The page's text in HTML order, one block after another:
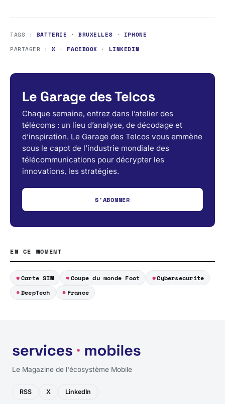
TAGS : BATTERIE ·BRUXELLES · IPHONE
PARTAGER :X · FACEBOOK · LINKEDIN
Le Garage des Telcos
Chaque semaine, entrez dans l’atelier des
télécoms : un lieu d’analyse, de décodage et
d’inspiration. Le Garage des Telcos vous emmène
sous le capot de l’industrie mondiale des
télécommunications pour décrypter les
innovations, les stratégies.
S'ABONNER
EN CE MOMENT
Carte SIM Coupe du monde Foot
Cybersecurite
DeepTech
France
Le Magazine de l'écosystème Mobile
RSS X LinkedIn